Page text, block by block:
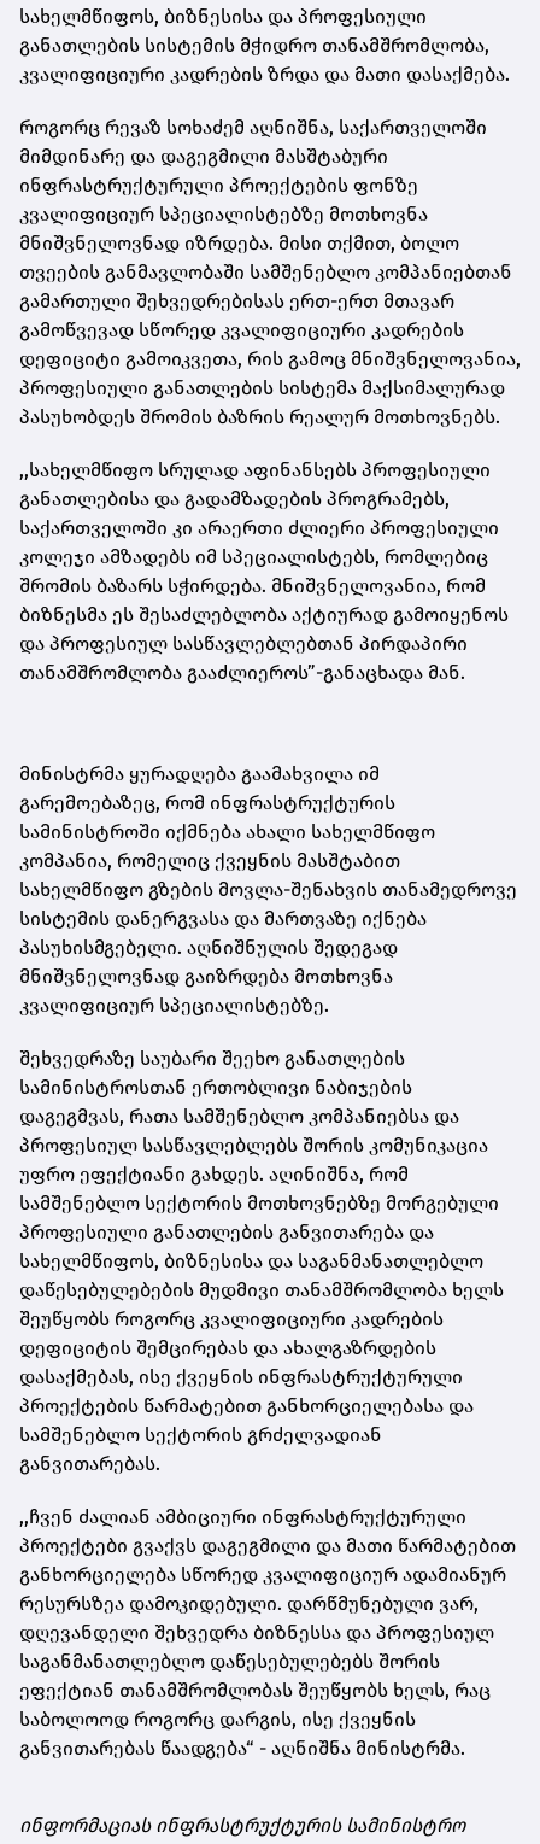
სახელმწიფოს, ბიზნესისა და პროფესიული
განათლების სისტემის მჭიდრო თანამშრომლობა,
კვალიფიციური კადრების ზრდა და მათი დასაქმება.
როგორც რევაზ სოხაძემ აღნიშნა, საქართველოში
მიმდინარე და დაგეგმილი მასშტაბური
ინფრასტრუქტურული პროექტების ფონზე
კვალიფიციურ სპეციალისტებზე მოთხოვნა
მნიშვნელოვნად იზრდება. მისი თქმით, ბოლო
თვეების განმავლობაში სამშენებლო კომპანიებთან
გამართული შეხვედრებისას ერთ-ერთ მთავარ
გამოწვევად სწორედ კვალიფიციური კადრების
დეფიციტი გამოიკვეთა, რის გამოც მნიშვნელოვანია,
პროფესიული განათლების სისტემა მაქსიმალურად
პასუხობდეს შრომის ბაზრის რეალურ მოთხოვნებს.
,,სახელმწიფო სრულად აფინანსებს პროფესიული
განათლებისა და გადამზადების პროგრამებს,
საქართველოში კი არაერთი ძლიერი პროფესიული
კოლეჯი ამზადებს იმ სპეციალისტებს, რომლებიც
შრომის ბაზარს სჭირდება. მნიშვნელოვანია, რომ
ბიზნესმა ეს შესაძლებლობა აქტიურად გამოიყენოს
და პროფესიულ სასწავლებლებთან პირდაპირი
თანამშრომლობა გააძლიეროს”-განაცხადა მან.
მინისტრმა ყურადღება გაამახვილა იმ
გარემოებაზეც, რომ ინფრასტრუქტურის
სამინისტროში იქმნება ახალი სახელმწიფო
კომპანია, რომელიც ქვეყნის მასშტაბით
სახელმწიფო გზების მოვლა-შენახვის თანამედროვე
სისტემის დანერგვასა და მართვაზე იქნება
პასუხისმგებელი. აღნიშნულის შედეგად
მნიშვნელოვნად გაიზრდება მოთხოვნა
კვალიფიციურ სპეციალისტებზე.
შეხვედრაზე საუბარი შეეხო განათლების
სამინისტროსთან ერთობლივი ნაბიჯების
დაგეგმვას, რათა სამშენებლო კომპანიებსა და
პროფესიულ სასწავლებლებს შორის კომუნიკაცია
უფრო ეფექტიანი გახდეს. აღინიშნა, რომ
სამშენებლო სექტორის მოთხოვნებზე მორგებული
პროფესიული განათლების განვითარება და
სახელმწიფოს, ბიზნესისა და საგანმანათლებლო
დაწესებულებების მუდმივი თანამშრომლობა ხელს
შეუწყობს როგორც კვალიფიციური კადრების
დეფიციტის შემცირებას და ახალგაზრდების
დასაქმებას, ისე ქვეყნის ინფრასტრუქტურული
პროექტების წარმატებით განხორციელებასა და
სამშენებლო სექტორის გრძელვადიან
განვითარებას.
,,ჩვენ ძალიან ამბიციური ინფრასტრუქტურული
პროექტები გვაქვს დაგეგმილი და მათი წარმატებით
განხორციელება სწორედ კვალიფიციურ ადამიანურ
რესურსზეა დამოკიდებული. დარწმუნებული ვარ,
დღევანდელი შეხვედრა ბიზნესსა და პროფესიულ
საგანმანათლებლო დაწესებულებებს შორის
ეფექტიან თანამშრომლობას შეუწყობს ხელს, რაც
საბოლოოდ როგორც დარგის, ისე ქვეყნის
განვითარებას წაადგება“ - აღნიშნა მინისტრმა.
ინფორმაციას ინფრასტრუქტურის სამინისტრო